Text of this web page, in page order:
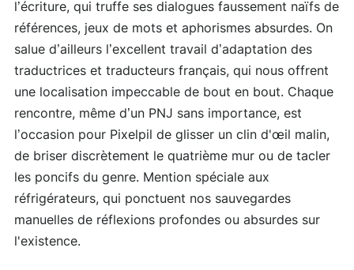
l’écriture, qui truffe ses dialogues faussement naïfs de
références, jeux de mots et aphorismes absurdes. On
salue d’ailleurs l’excellent travail d’adaptation des
traductrices et traducteurs français, qui nous offrent
une localisation impeccable de bout en bout. Chaque
rencontre, même d’un PNJ sans importance, est
l’occasion pour Pixelpil de glisser un clin d'œil malin,
de briser discrètement le quatrième mur ou de tacler
les poncifs du genre. Mention spéciale aux
réfrigérateurs, qui ponctuent nos sauvegardes
manuelles de réflexions profondes ou absurdes sur
l'existence.